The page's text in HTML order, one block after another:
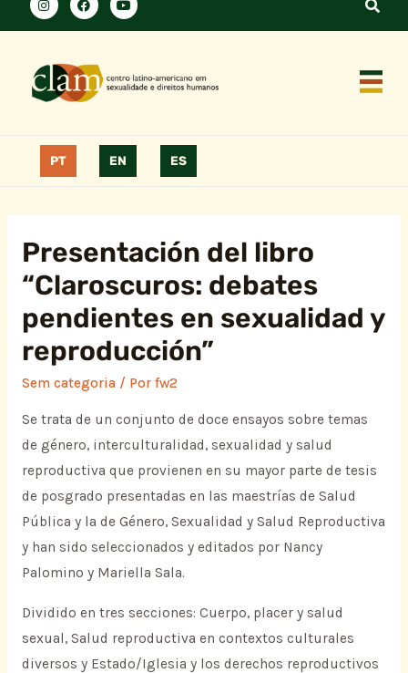
PT EN ES
Presentación del libro
“Claroscuros: debates
pendientes en sexualidad y
reproducción”
Sem categoria/ Por fw2
Se trata de un conjunto de doce ensayos sobre temas
de género, interculturalidad, sexualidad y salud
reproductiva que provienen en su mayor parte de tesis
de posgrado presentadas en las maestrías de Salud
Pública y la de Género, Sexualidad y Salud Reproductiva
y han sido seleccionados y editados por Nancy
Palomino y Mariella Sala.
Dividido en tres secciones: Cuerpo, placer y salud
sexual, Salud reproductiva en contextos culturales
diversos y Estado/Iglesia y los derechos reproductivos